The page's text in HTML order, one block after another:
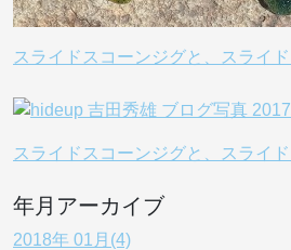
スライドスコーンジグと、スライ
スライドスコーンジグと、スライ
年月アーカイブ
2018年 01月(4)